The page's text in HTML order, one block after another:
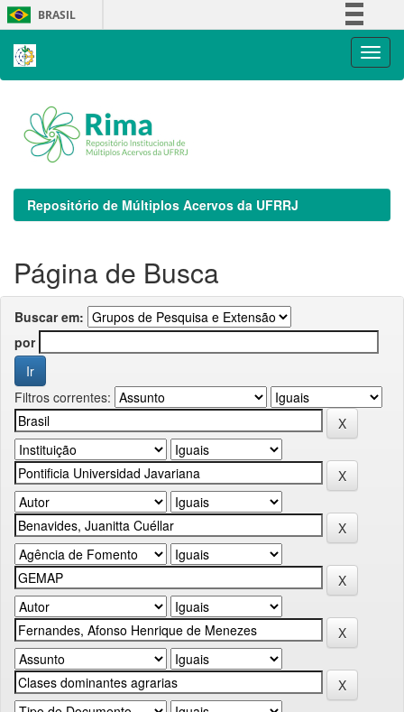
Skip
navigation
BRASIL
Repositório de Múltiplos Acervos da UFRRJ
Página de Busca
Buscar em:
por
Filtros correntes: